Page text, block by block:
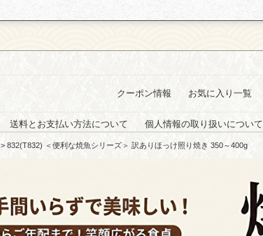
クーポン情報 お気に入り一覧
送料とお支払い方法について 個人情報の取り扱いについて
> 832(T832) ＜便利な焼魚シリーズ＞ 訳ありほっけ照り焼き 350～400g